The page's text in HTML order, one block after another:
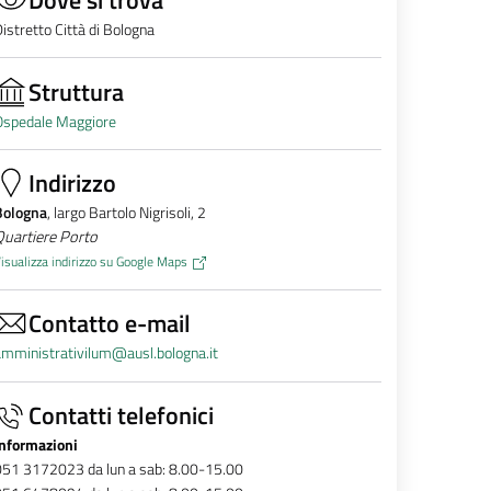
Città di Bologna
Struttura
Maggiore
Indirizzo
, largo Bartolo Nigrisoli, 2
Porto
indirizzo su Google Maps
Contatto e-mail
Contatti telefonici
3172023 da lun a sab: 8.00-15.00